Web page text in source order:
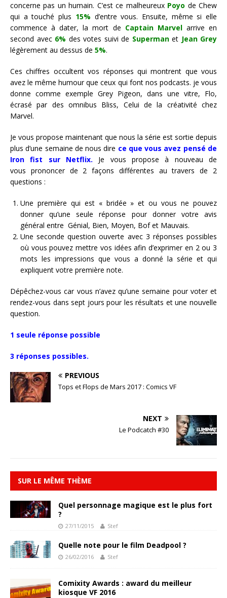
concerne pas un humain. C’est ce malheureux Poyo de Chew
qui a touché plus 15% d’entre vous. Ensuite, même si elle
commence à dater, la mort de Captain Marvelarrive en
second avec 6% des votes suivi de Supermanet Jean Grey
légèrement au dessus de 5%.
Ces chiffres occultent vos réponses qui montrent que vous
avez le même humour que ceux qui font nos podcasts. je vous
donne comme exemple Grey Pigeon, dans une vitre, Flo,
écrasé par des omnibus Bliss, Celui de la créativité chez
Marvel.
Je vous propose maintenant que nous la série est sortie depuis
plus d’une semaine de nous dire ce que vous avez pensé de
Iron fist sur Netflix. Je vous propose à nouveau de
vous prononcer de 2 façons différentes au travers de 2
questions :
Une première qui est « bridée » et ou vous ne pouvez
donner qu’une seule réponse pour donner votre avis
général entre Génial, Bien, Moyen, Bof et Mauvais.
Une seconde question ouverte avec 3 réponses possibles
où vous pouvez mettre vos idées afin d’exprimer en 2 ou 3
mots les impressions que vous a donné la série et qui
expliquent votre première note.
Dépêchez-vous car vous n’avez qu’une semaine pour voter et
rendez-vous dans sept jours pour les résultats et une nouvelle
question.
1 seule réponse possible
3 réponses possibles.
PREVIOUS
Tops et Flops de Mars 2017 : Comics VF
NEXT
Le Podcatch #30
SUR LE MÊME THÈME
Quel personnage magique est le plus fort
?
27/11/2015 Stef
Quelle note pour le film Deadpool ?
26/02/2016 Stef
Comixity Awards : award du meilleur
kiosque VF 2016